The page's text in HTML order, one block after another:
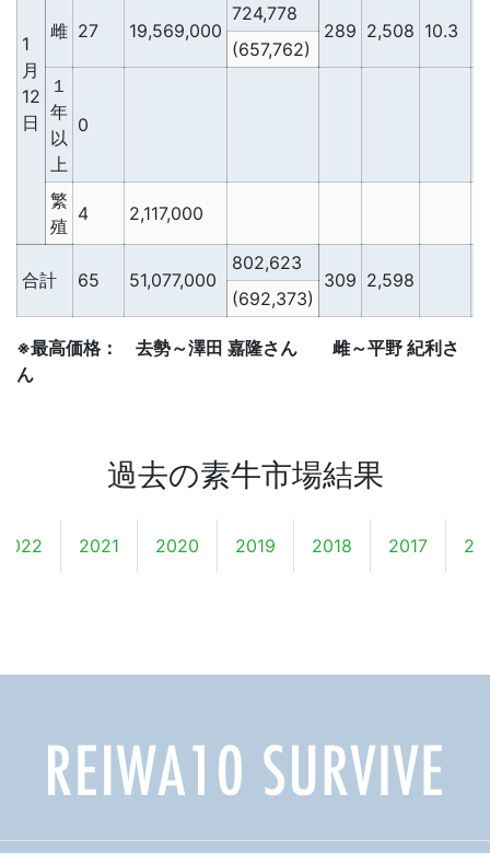
1
月
12
日
雌 27 19,569,000
724,778
289 2,508 10.3
(657,762)
１
年
以
上
0
繁
殖
4 2,117,000
合計 65 51,077,000
802,623
309 2,598
(692,373)
※最高価格： 去勢～澤田 嘉隆さん 雌～平野 紀利さ
ん
過去の素牛市場結果
2022 2021 2020 2019 2018 2017